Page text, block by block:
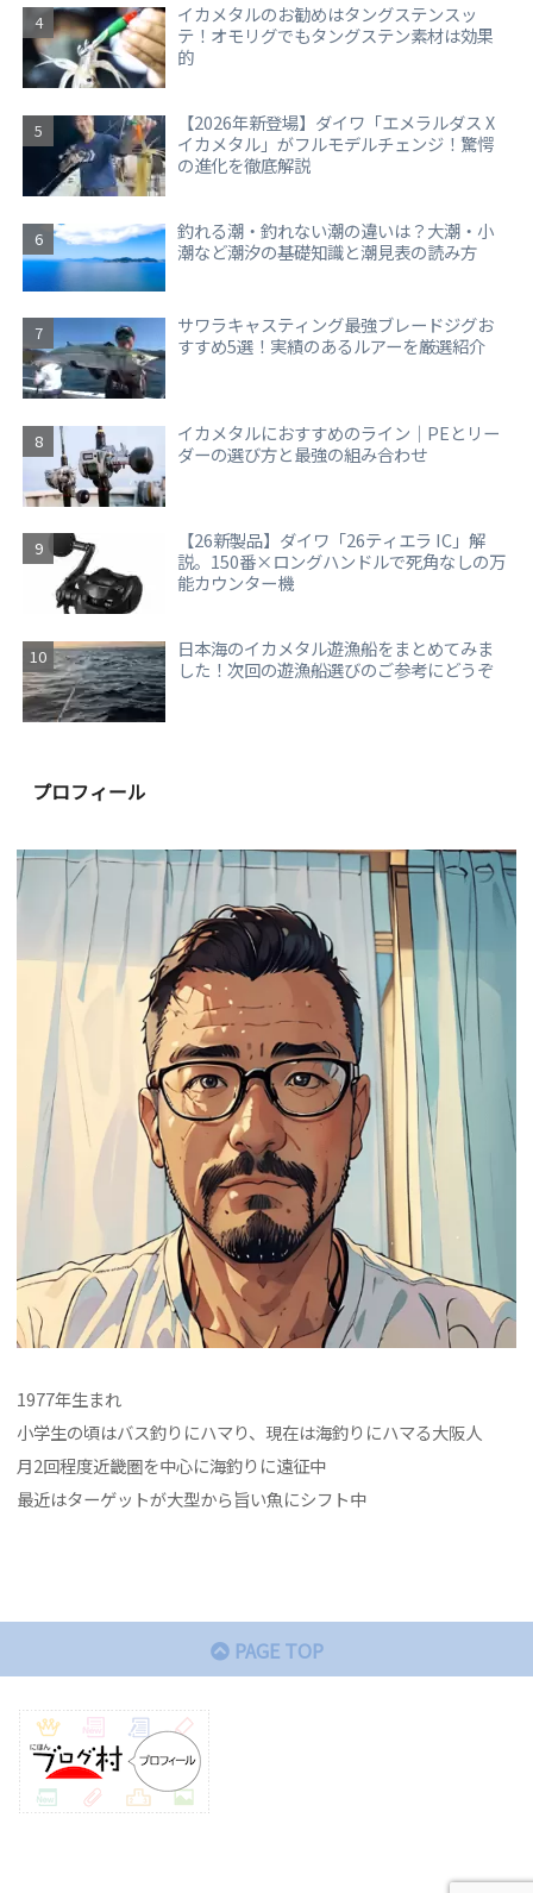
イカメタルのお勧めはタングステンスッ
テ！オモリグでもタングステン素材は効果
的
【2026年新登場】ダイワ「エメラルダス X
イカメタル」がフルモデルチェンジ！驚愕
の進化を徹底解説
釣れる潮・釣れない潮の違いは？大潮・小
潮など潮汐の基礎知識と潮見表の読み方
サワラキャスティング最強ブレードジグお
すすめ5選！実績のあるルアーを厳選紹介
イカメタルにおすすめのライン｜PEとリー
ダーの選び方と最強の組み合わせ
【26新製品】ダイワ「26ティエラ IC」解
説。150番×ロングハンドルで死角なしの万
能カウンター機
日本海のイカメタル遊漁船をまとめてみま
した！次回の遊漁船選びのご参考にどうぞ
プロフィール
1977年生まれ
小学生の頃はバス釣りにハマり、現在は海釣りにハマる大阪人
月2回程度近畿圏を中心に海釣りに遠征中
最近はターゲットが大型から旨い魚にシフト中
PAGE TOP